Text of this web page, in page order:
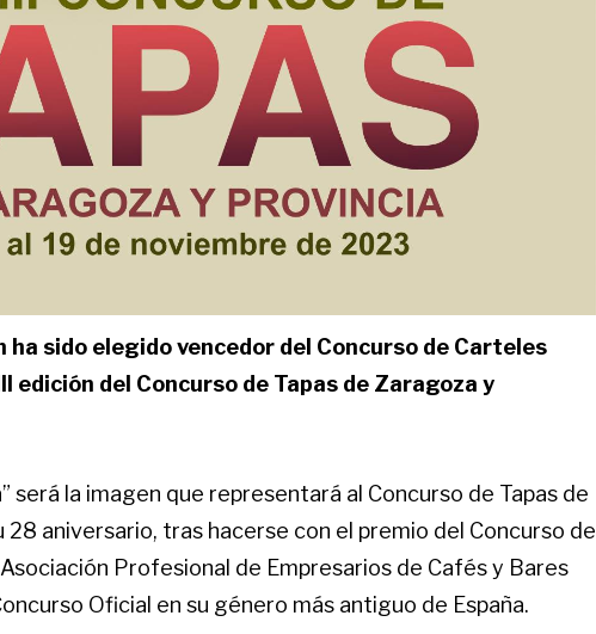
sido elegido vencedor del Concurso de Carteles
edición del Concurso de Tapas de Zaragoza y
será la imagen que representará al Concurso de Tapas de
28 aniversario, tras hacerse con el premio del Concurso de
Profesional de Empresarios de Cafés y Bares
Oficial en su género más antiguo de España.